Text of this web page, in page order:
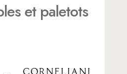
et paletots